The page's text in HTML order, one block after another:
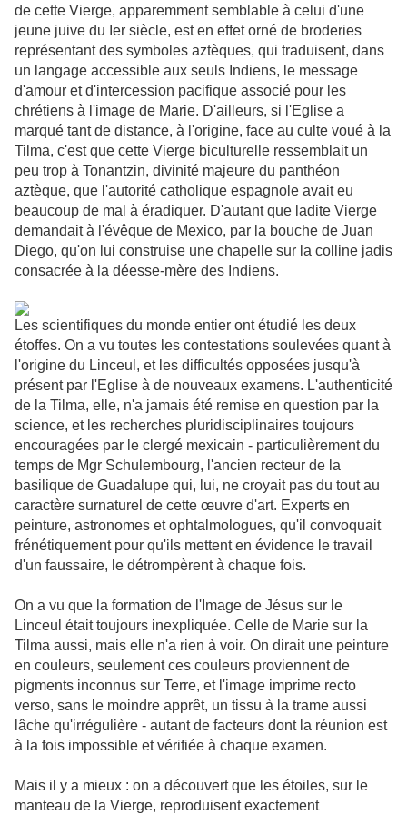
de cette Vierge, apparemment semblable à celui d'une
jeune juive du Ier siècle, est en effet orné de broderies
représentant des symboles aztèques, qui traduisent, dans
un langage accessible aux seuls Indiens, le message
d'amour et d'intercession pacifique associé pour les
chrétiens à l'image de Marie. D'ailleurs, si l'Eglise a
marqué tant de distance, à l'origine, face au culte voué à la
Tilma, c'est que cette Vierge biculturelle ressemblait un
peu trop à Tonantzin, divinité majeure du panthéon
aztèque, que l'autorité catholique espagnole avait eu
beaucoup de mal à éradiquer. D'autant que ladite Vierge
demandait à l'évêque de Mexico, par la bouche de Juan
Diego, qu'on lui construise une chapelle sur la colline jadis
consacrée à la déesse-mère des Indiens.
Les scientifiques du monde entier ont étudié les deux
étoffes. On a vu toutes les contestations soulevées quant à
l'origine du Linceul, et les difficultés opposées jusqu'à
présent par l'Eglise à de nouveaux examens. L'authenticité
de la Tilma, elle, n'a jamais été remise en question par la
science, et les recherches pluridisciplinaires toujours
encouragées par le clergé mexicain - particulièrement du
temps de Mgr Schulembourg, l'ancien recteur de la
basilique de Guadalupe qui, lui, ne croyait pas du tout au
caractère surnaturel de cette œuvre d'art. Experts en
peinture, astronomes et ophtalmologues, qu'il convoquait
frénétiquement pour qu'ils mettent en évidence le travail
d'un faussaire, le détrompèrent à chaque fois.
On a vu que la formation de l'Image de Jésus sur le
Linceul était toujours inexpliquée. Celle de Marie sur la
Tilma aussi, mais elle n'a rien à voir. On dirait une peinture
en couleurs, seulement ces couleurs proviennent de
pigments inconnus sur Terre, et l'image imprime recto
verso, sans le moindre apprêt, un tissu à la trame aussi
lâche qu'irrégulière - autant de facteurs dont la réunion est
à la fois impossible et vérifiée à chaque examen.
Mais il y a mieux : on a découvert que les étoiles, sur le
manteau de la Vierge, reproduisent exactement